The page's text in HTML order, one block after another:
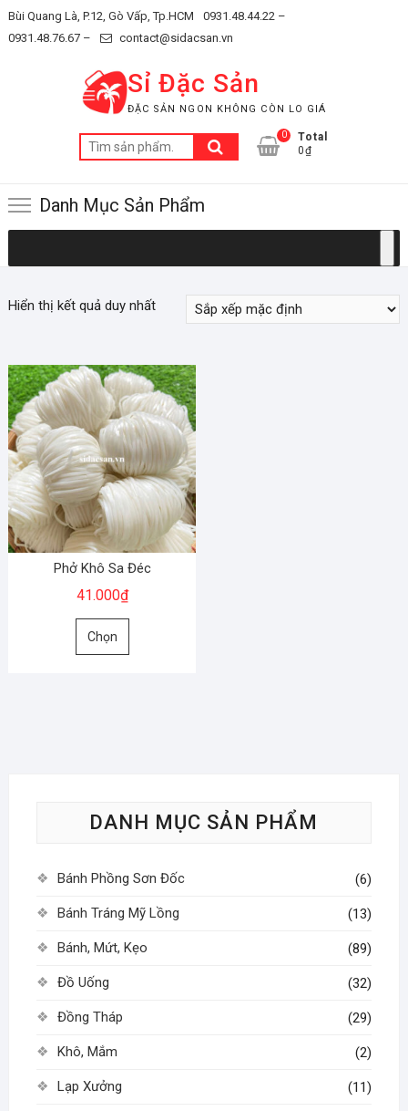
Skip
to
Bùi Quang Là, P.12, Gò Vấp, Tp.HCM
0931.48.44.22 –
0931.48.76.67 –
contact@sidacsan.vn
Sỉ Đặc Sản
ĐẶC SẢN NGON KHÔNG CÒN LO GIÁ
Tìm
kiếm:
0
Total
0₫
Danh Mục Sản Phẩm
Hiển thị kết quả duy nhất
Phở Khô Sa Đéc
41.000₫
Chọn
Sản
chọn
được
chọn
trang
DANH MỤC SẢN PHẨM
Bánh Phồng Sơn Đốc (6)
Bánh Tráng Mỹ Lồng (13)
Bánh, Mứt, Kẹo (89)
Đồ Uống (32)
Đồng Tháp (29)
Khô, Mắm (2)
Lạp Xưởng (11)